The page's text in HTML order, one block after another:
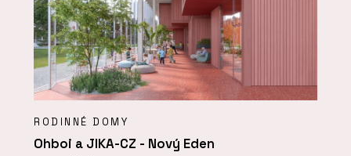
RODINNÉ DOMY
Ohboi a JIKA-CZ - Nový Eden